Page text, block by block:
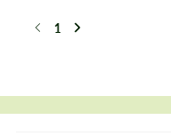
Précédent
1 Suivant